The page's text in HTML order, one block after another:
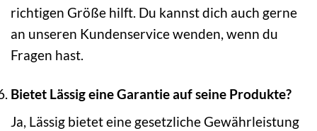
richtigen Größe hilft. Du kannst dich auch gerne
an unseren Kundenservice wenden, wenn du
Fragen hast.
Bietet Lässig eine Garantie auf seine Produkte?
Ja, Lässig bietet eine gesetzliche Gewährleistung